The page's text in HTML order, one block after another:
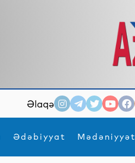
Əlaqə
Ədəbiyyat Mədəniyyət